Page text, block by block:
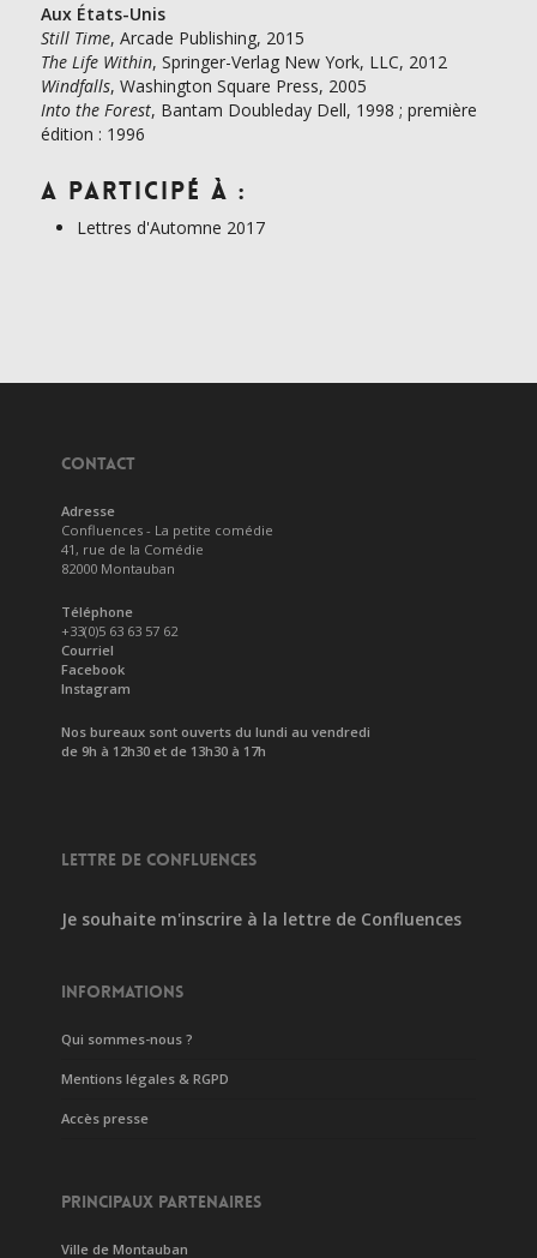
Aux États-Unis
Still Time, Arcade Publishing, 2015
The Life Within, Springer-Verlag New York, LLC, 2012
Windfalls, Washington Square Press, 2005
Into the Forest, Bantam Doubleday Dell, 1998 ; première
édition : 1996
A participé à :
Lettres d'Automne 2017
CONTACT
Adresse
Confluences - La petite comédie
41, rue de la Comédie
82000 Montauban
Téléphone
+33(0)5 63 63 57 62
Courriel
Facebook
Instagram
Nos bureaux sont ouverts du lundi au vendredi
de 9h à 12h30 et de 13h30 à 17h
LETTRE DE CONFLUENCES
Je souhaite m'inscrire à la lettre de Confluences
INFORMATIONS
Qui sommes-nous ?
Mentions légales & RGPD
Accès presse
PRINCIPAUX PARTENAIRES
Ville de Montauban